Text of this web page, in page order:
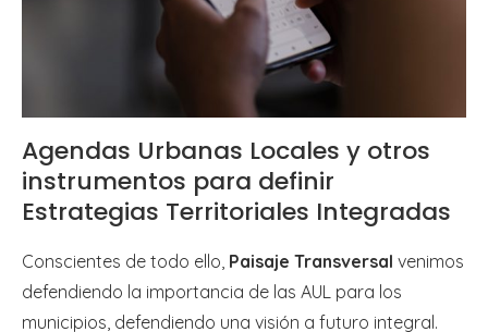
Agendas Urbanas Locales y otros
instrumentos para definir
Estrategias Territoriales Integradas
Conscientes de todo ello, Paisaje Transversal venimos
defendiendo la importancia de las AUL para los
municipios, defendiendo una visión a futuro integral.